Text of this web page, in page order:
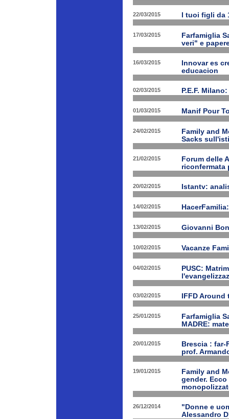
22/03/2015 I tuoi figli da
17/03/2015
Farfamiglia
veri" e
16/03/2015
Innovar es
educacion
02/03/2015 P.E.F.
01/03/2015 Manif Pour
24/02/2015
Family and
Sacks
21/02/2015
Forum delle
riconfermata
20/02/2015 Istantv:
14/02/2015
13/02/2015 Giovanni
10/02/2015 Vacanze
04/02/2015
PUSC:
03/02/2015 IFFD
25/01/2015
Farfamiglia
MADRE:
20/01/2015
Brescia :
prof.
19/01/2015
Family and
gender.
26/12/2014
"Donne e
Alessandro